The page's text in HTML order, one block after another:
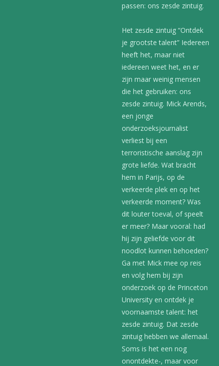
passen: ons zesde zintuig.
Het zesde zintuig “Ontdek
je grootste talent” Iedereen
heeft het, maar niet
iedereen weet het, en er
zijn maar weinig mensen
die het gebruiken: ons
zesde zintuig. Mick Arends,
een jonge
onderzoeksjournalist
verliest bij een
terroristische aanslag zijn
grote liefde. Wat bracht
hem in Parijs, op de
verkeerde plek en op het
verkeerde moment? Was
dit louter toeval, of speelt
er meer? Maar vooral: had
hij zijn geliefde voor dit
noodlot kunnen behoeden?
Ga met Mick mee op reis
en volg hem bij zijn
onderzoek op de Princeton
University en ontdek je
voornaamste talent: het
zesde zintuig. Dat zesde
zintuig hebben we allemaal.
Soms is het een nog
onontdekte-, maar voor